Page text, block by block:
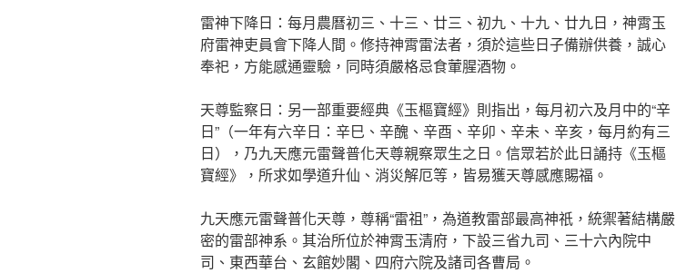
雷神下降日：每月農曆初三、十三、廿三、初九、十九、廿九日，神霄玉
府雷神吏員會下降人間。修持神霄雷法者，須於這些日子備辦供養，誠心
奉祀，方能感通靈驗，同時須嚴格忌食葷腥酒物。
天尊監察日：另一部重要經典《玉樞寶經》則指出，每月初六及月中的“辛
日”（一年有六辛日：辛巳、辛醜、辛酉、辛卯、辛未、辛亥，每月約有三
日），乃九天應元雷聲普化天尊親察眾生之日。信眾若於此日誦持《玉樞
寶經》，所求如學道升仙、消災解厄等，皆易獲天尊感應賜福。
九天應元雷聲普化天尊，尊稱“雷祖”，為道教雷部最高神祇，統禦著結構嚴
密的雷部神系。其治所位於神霄玉清府，下設三省九司、三十六內院中
司、東西華台、玄館妙閣、四府六院及諸司各曹局。